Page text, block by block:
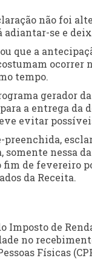
não foi
se e
que a
ocorrer
tempo.
gerador
a entrega da
evitar
preenchida,
somente nessa
de fevereiro
da Receita.
Imposto de
no
Físicas